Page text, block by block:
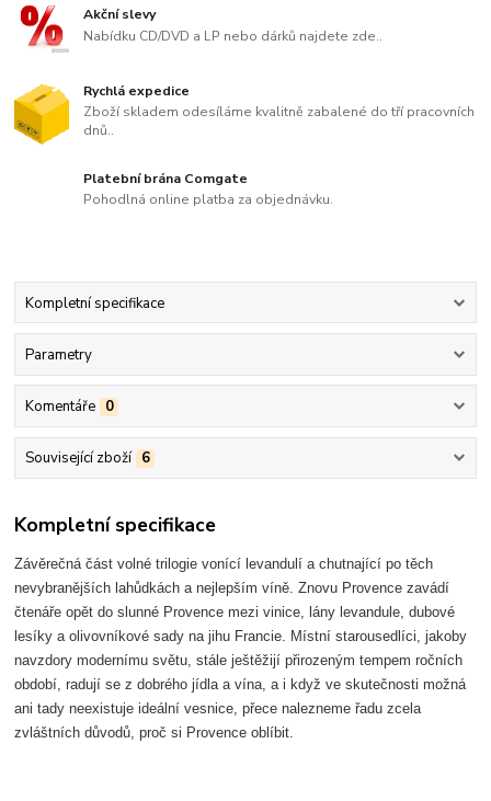
Akční slevy
Nabídku CD/DVD a LP nebo dárků najdete zde..
Rychlá expedice
Zboží skladem odesíláme kvalitně zabalené do tří pracovních
dnů..
Platební brána Comgate
Pohodlná online platba za objednávku.
Kompletní specifikace
Parametry
Komentáře 0
Související zboží 6
Kompletní specifikace
Závěrečná část volné trilogie vonící levandulí a chutnající po těch
nevybranějších lahůdkách a nejlepším víně. Znovu Provence zavádí
čtenáře opět do slunné Provence mezi vinice, lány levandule, dubové
lesíky a olivovníkové sady na jihu Francie. Místní starousedlíci, jakoby
navzdory modernímu světu, stále ještěžijí přirozeným tempem ročních
období, radují se z dobrého jídla a vína, a i když ve skutečnosti možná
ani tady neexistuje ideální vesnice, přece nalezneme řadu zcela
zvláštních důvodů, proč si Provence oblíbit.